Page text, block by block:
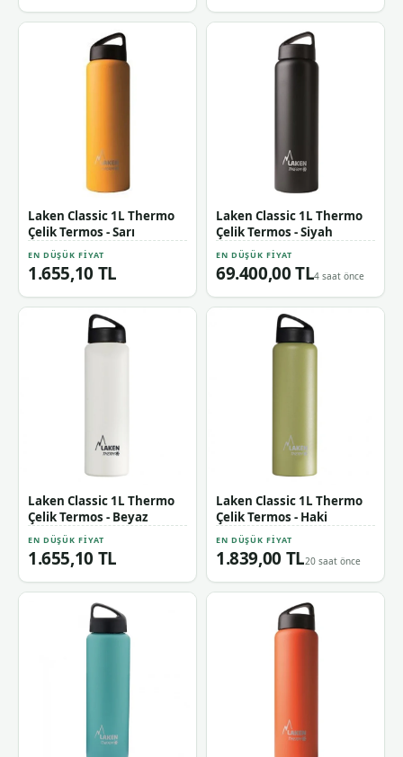
Laken Classic 1L Thermo
Çelik Termos - Sarı
EN DÜŞÜK FIYAT
1.655,10 TL
Laken Classic 1L Thermo
Çelik Termos - Siyah
EN DÜŞÜK FIYAT
69.400,00 TL4 saat önce
Laken Classic 1L Thermo
Çelik Termos - Beyaz
EN DÜŞÜK FIYAT
1.655,10 TL
Laken Classic 1L Thermo
Çelik Termos - Haki
EN DÜŞÜK FIYAT
1.839,00 TL20 saat önce